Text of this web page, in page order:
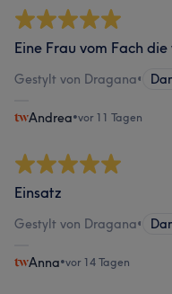
Eine Frau vom Fach
Gestylt von Dragana•
Andrea•vor 11 Tagen
Einsatz
Gestylt von Dragana•
Anna•vor 14 Tagen